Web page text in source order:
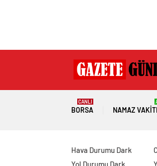
BORSA
CANLI
NAMAZ
Hava Durumu Dark
Yol Durumu Dark